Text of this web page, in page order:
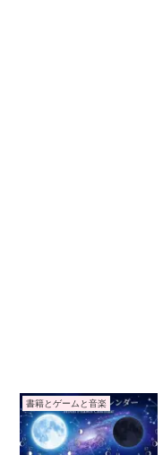
書籍とゲームと音楽